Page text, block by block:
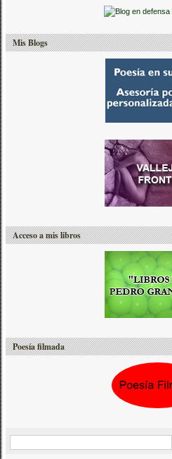
Mis Blogs
Acceso a mis libros
Poesía filmada